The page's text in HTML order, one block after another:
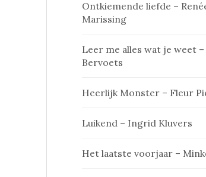
Ontkiemende liefde –
Marissing
Leer me alles wat je weet
Bervoets
Heerlijk Monster – Fleur
Luikend – Ingrid Kluvers
Het laatste voorjaar –